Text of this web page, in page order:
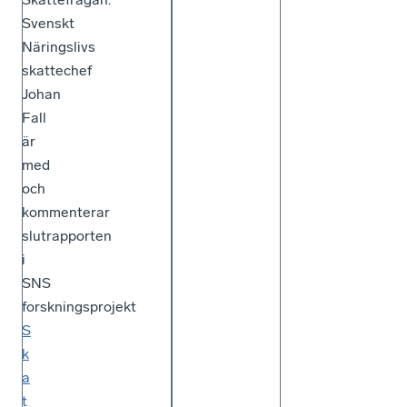
Svenskt
Näringslivs
skattechef
Johan
Fall
är
med
och
kommenterar
slutrapporten
i
SNS
forskningsprojekt
S
k
a
t